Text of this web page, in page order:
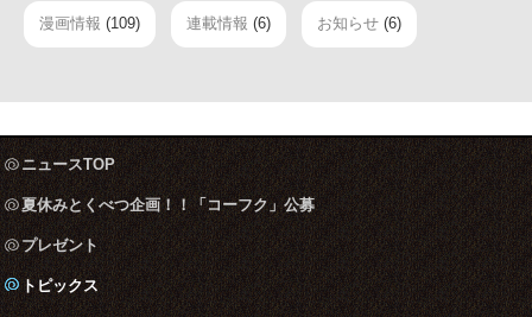
漫画情報 (109) 連載情報 (6) お知らせ (6)
ニュースTOP
夏休みとくべつ企画！！「コーフク」公募
プレゼント
トピックス